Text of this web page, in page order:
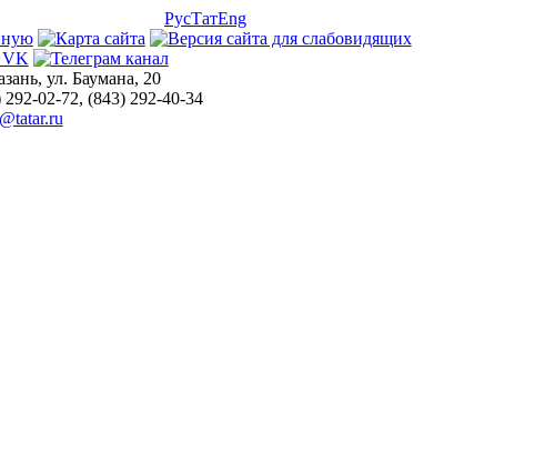
РусТатEng
ул. Баумана, 20
292-02-72, (843) 292-40-34